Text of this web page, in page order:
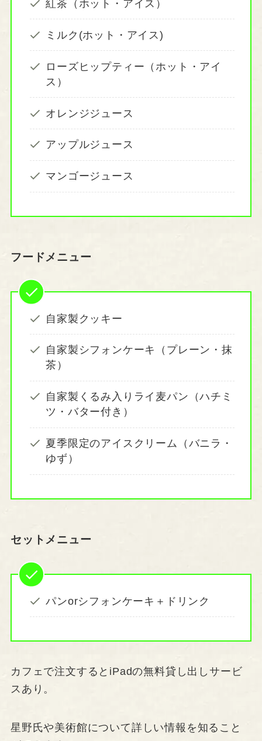
紅茶（ホット・アイス）
ミルク(ホット・アイス)
ローズヒップティー（ホット・アイ
ス）
オレンジジュース
アップルジュース
マンゴージュース
フードメニュー
自家製クッキー
自家製シフォンケーキ（プレーン・抹
茶）
自家製くるみ入りライ麦パン（ハチミ
ツ・バター付き）
夏季限定のアイスクリーム（バニラ・
ゆず）
セットメニュー
パンorシフォンケーキ＋ドリンク
カフェで注文するとiPadの無料貸し出しサービ
スあり。
星野氏や美術館について詳しい情報を知ること